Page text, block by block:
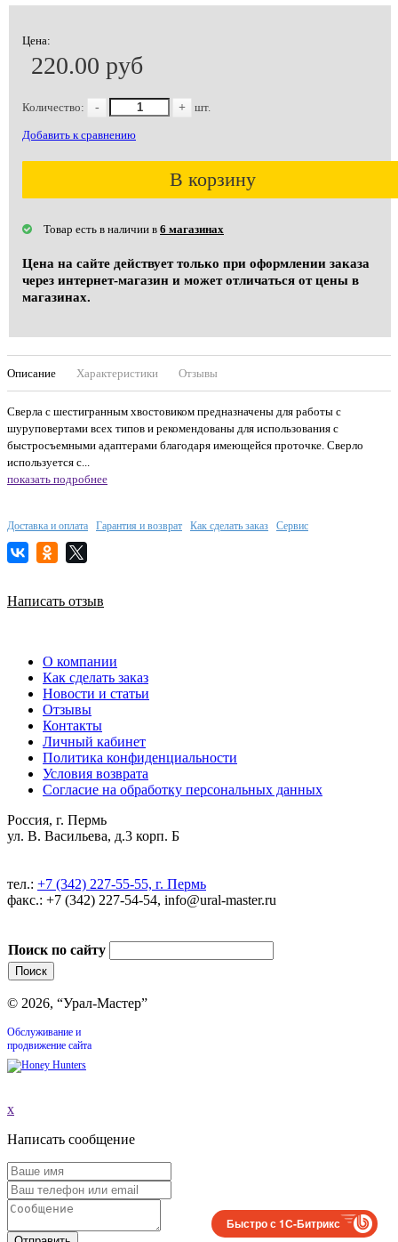
Цена:
220.00 руб
Количество: - + шт.
Добавить к сравнению
В корзину
Товар есть в наличии в 6 магазинах
Цена на сайте действует только при оформлении заказа
через интернет-магазин и может отличаться от цены в
магазинах.
Описание Характеристики Отзывы
Сверла с шестигранным хвостовиком предназначены для работы с
шуруповертами всех типов и рекомендованы для использования с
быстросъемными адаптерами благодаря имеющейся проточке. Сверло
используется с...
показать подробнее
Доставка и оплата Гарантия и возврат Как сделать заказ Сервис
Написать отзыв
О компании
Как сделать заказ
Новости и статьи
Отзывы
Контакты
Личный кабинет
Политика конфиденциальности
Условия возврата
Согласие на обработку персональных данных
Россия, г. Пермь
ул. В. Васильева, д.3 корп. Б
тел.: +7 (342) 227-55-55, г. Пермь
факс.: +7 (342) 227-54-54, info@ural-master.ru
Поиск по сайту
© 2026, “Урал-Мастер”
Обслуживание и
продвижение сайта
x
Написать сообщение
Быстро с 1С-Битрикс